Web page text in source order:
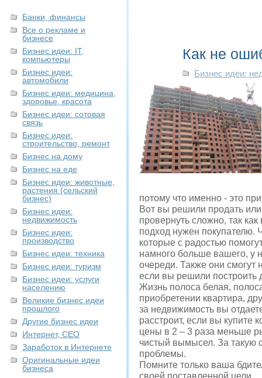
Банки, финансы
Все о рекламе и
бизнесе
Бизнес идеи: IT,
компьютеры
Бизнес идеи:
автомобили
Бизнес идеи: медицина,
здоровье, красота
Бизнес идеи: сотовая
связь
Бизнес идеи:
строительство, ремонт
Бизнес на дому
Бизнес на еде
Бизнес идеи: животные,
растения (сельский
бизнес)
Бизнес идеи:
недвижимость
Бизнес идеи:
производство
Бизнес идеи: техника
Бизнес идеи: туризм
Бизнес идеи: услуги
населению
Великие бизнес идеи
прошлого
Другие бизнес идеи
Интернет, СЕО
Заработок в Интернете
Оригинальные идеи
бизнеса
Как не
Бизнес идеи:
потому что именно - это
Вот вы решили продать или
провернуть сложно, так
подход нужен покупателю.
которые с радостью
намного больше вашего, у
очереди. Также они смогут
если вы решили построить
Жизнь полоса белая,
приобретении квартира,
за недвижимость вы
расстроит, если вы купите
цены в 2 – 3 раза меньше
чистый вымысел. За такую
проблемы.
Помните только ваша
своей поставленной цели.